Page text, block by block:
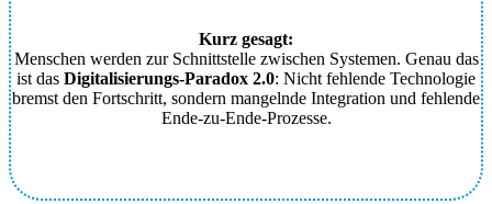
Kurz gesagt:
Menschen werden zur Schnittstelle zwischen Systemen. Genau das
ist das Digitalisierungs-Paradox 2.0: Nicht fehlende Technologie
bremst den Fortschritt, sondern mangelnde Integration und fehlende
Ende-zu-Ende-Prozesse.